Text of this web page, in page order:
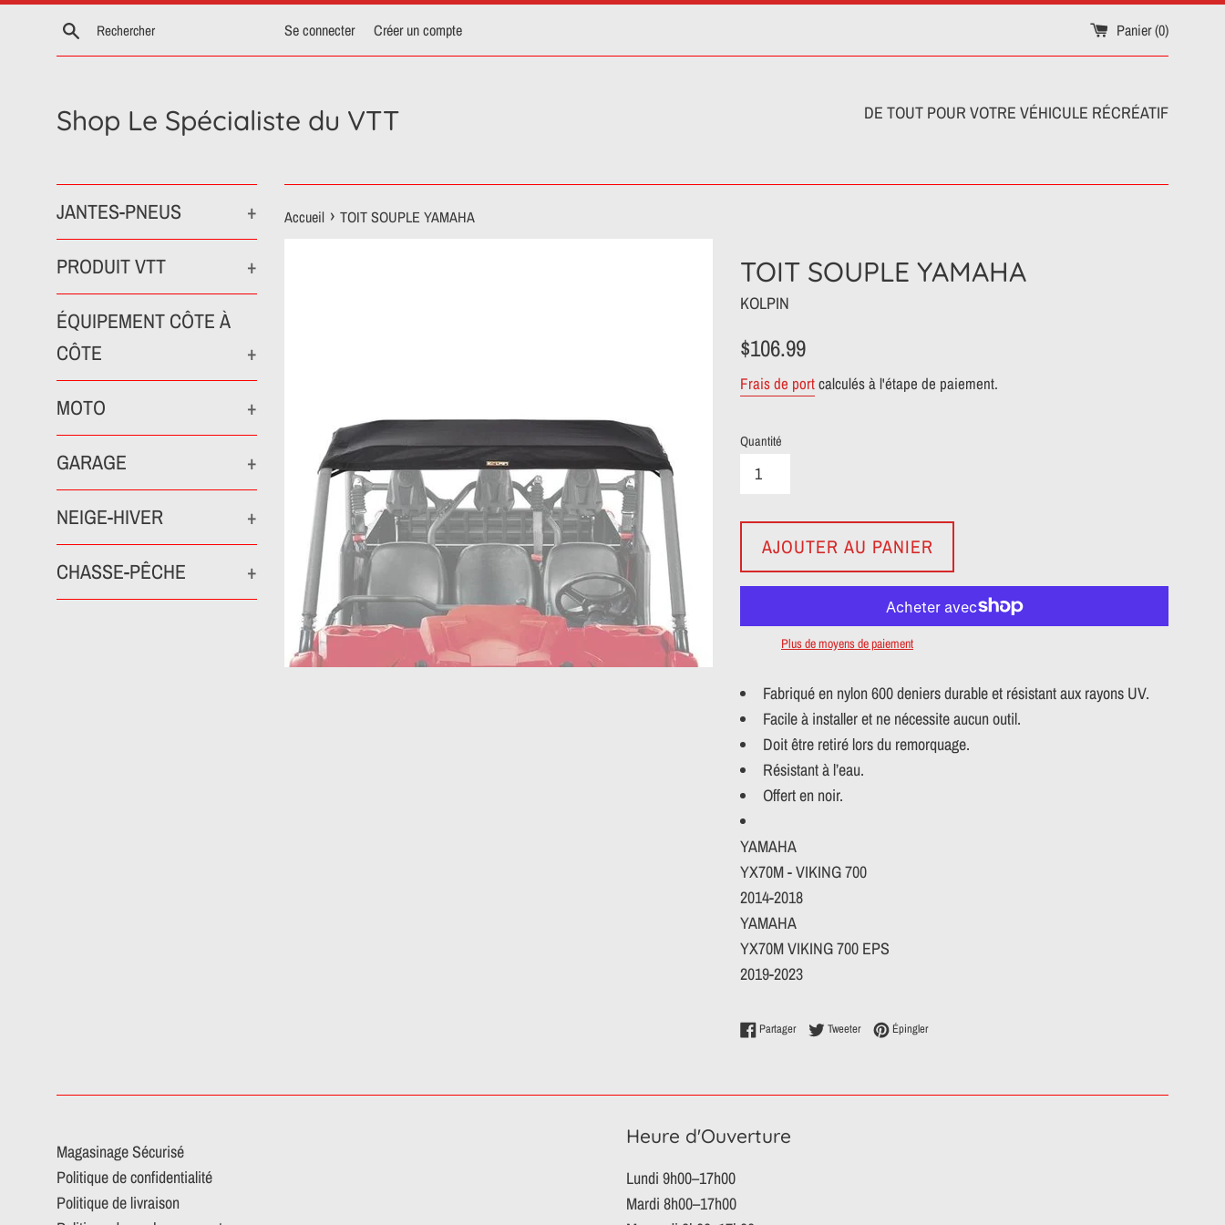
Passer
Recherche Se connecter Créer un compte Panier (0)
Shop Le Spécialiste du VTT DE TOUT POUR VOTRE VÉHICULE RÉCRÉATIF
JANTES-PNEUS
+
PRODUIT VTT
+
ÉQUIPEMENT CÔTE À
CÔTE
+
MOTO
+
GARAGE
+
NEIGE-HIVER
+
CHASSE-PÊCHE
+
Accueil › TOIT SOUPLE YAMAHA
TOIT SOUPLE YAMAHA
KOLPIN
Prix
$106.99
Frais de portcalculés à l'étape de paiement.
Quantité
AJOUTER AU PANIER
Plus de moyens de paiement
Fabriqué en nylon 600 deniers durable et résistant aux rayons UV.
Facile à installer et ne nécessite aucun outil.
Doit être retiré lors du remorquage.
Résistant à l’eau.
Offert en noir.
YAMAHA
YX70M - VIKING 700
2014-2018
YAMAHA
YX70M VIKING 700 EPS
2019-2023
PartagerPartager sur Facebook
TweeterTweeter sur Twitter
ÉpinglerÉpingler sur Pinterest
Magasinage Sécurisé
Politique de confidentialité
Politique de livraison
Heure d'Ouverture
Lundi 9h00–17h00
Mardi 8h00–17h00